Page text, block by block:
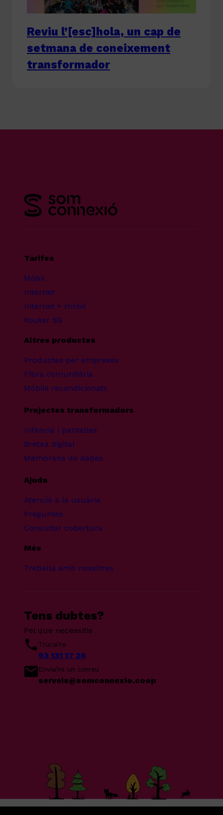
Reviu l’[esc]hola, un cap de
setmana de coneixement
transformador
Tarifes
Mòbil
Internet
Internet + mòbil
Router 5G
Altres productes
Productes per empreses
Fibra comunitària
Mòbils recondicionats
Projectes transformadors
Infància i pantalles
Bretxa digital
Membrana de dades
Ajuda
Atenció a la usuària
Preguntes
Consultar cobertura
Més
Treballa amb nosaltres
Tens dubtes?
Pel que necessitis
Truca’ns
93 131 17 28
Envia’ns un correu
serveis@somconnexio.coop